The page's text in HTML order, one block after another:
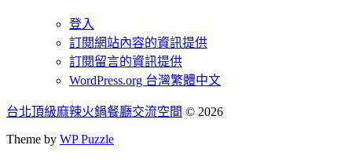
登入
訂閱網站內容的資訊提供
訂閱留言的資訊提供
WordPress.org 台灣繁體中文
台北頂級麻辣火鍋餐廳交流空間 © 2026
Theme by WP Puzzle